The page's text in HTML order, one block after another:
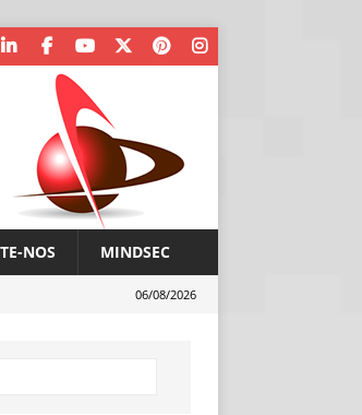
NOS MINDSEC
06/08/2026